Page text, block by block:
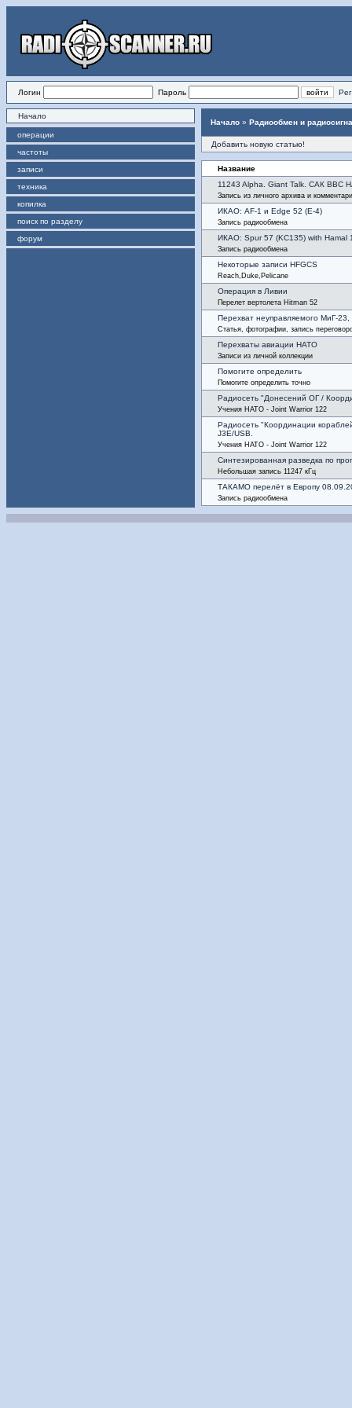
Логин Пароль
Начало
операции
частоты
записи
техника
копилка
поиск по разделу
форум
Начало » Радиообмен и
Добавить новую статью!
Название
11243 Alpha. Giant Talk. САК ВВС
Запись из личного архива и
ИКАО: AF-1 и Edge 52 (E-4)
Запись радиообмена
ИКАО: Spur 57 (KC135) with Hamal
Запись радиообмена
Некоторые записи HFGCS
Reach,Duke,Pelicane
Операция в Ливии
Перелет вертолета Hitman 52
Перехват неуправляемого МиГ-
Статья, фотографии, запись
Перехваты авиации НАТО
Записи из личной коллекции
Помогите определить
Помогите определить точно
Радиосеть "Донесений ОГ /
Учения НАТО - Joint Warrior 122
Радиосеть "Координации
J3E/USB.
Учения НАТО - Joint Warrior 122
Синтезированная разведка по
Небольшая запись 11247 кГц
ТАКАМO перелёт в Европу
Запись радиообмена